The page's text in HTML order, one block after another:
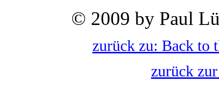
© 2009 by Paul
zurück zu: Back to
zurück